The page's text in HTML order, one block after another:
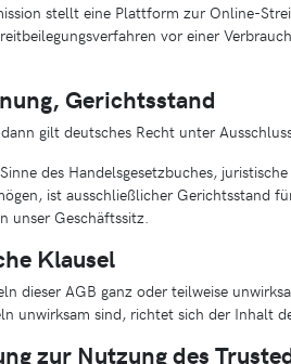
stellt eine Plattform zur Online-
vor einer
Gerichtsstand
gilt deutsches Recht unter
des Handelsgesetzbuches,
ist ausschließlicher Gerichtsstand
unser Geschäftssitz.
Klausel
dieser AGB ganz oder teilweise
unwirksam sind, richtet sich der Inhalt
zur Nutzung des